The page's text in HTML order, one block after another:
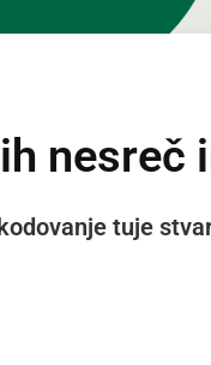
nesreč
tuje